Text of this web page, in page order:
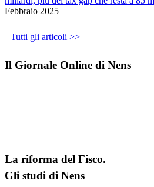
Febbraio 2025
Tutti gli articoli >>
Il Giornale Online di Nens
La riforma del Fisco.
Gli studi di Nens